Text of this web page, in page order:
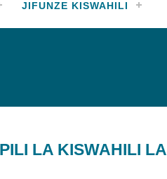
JIFUNZE KISWAHILI
LA KISWAHILI LA